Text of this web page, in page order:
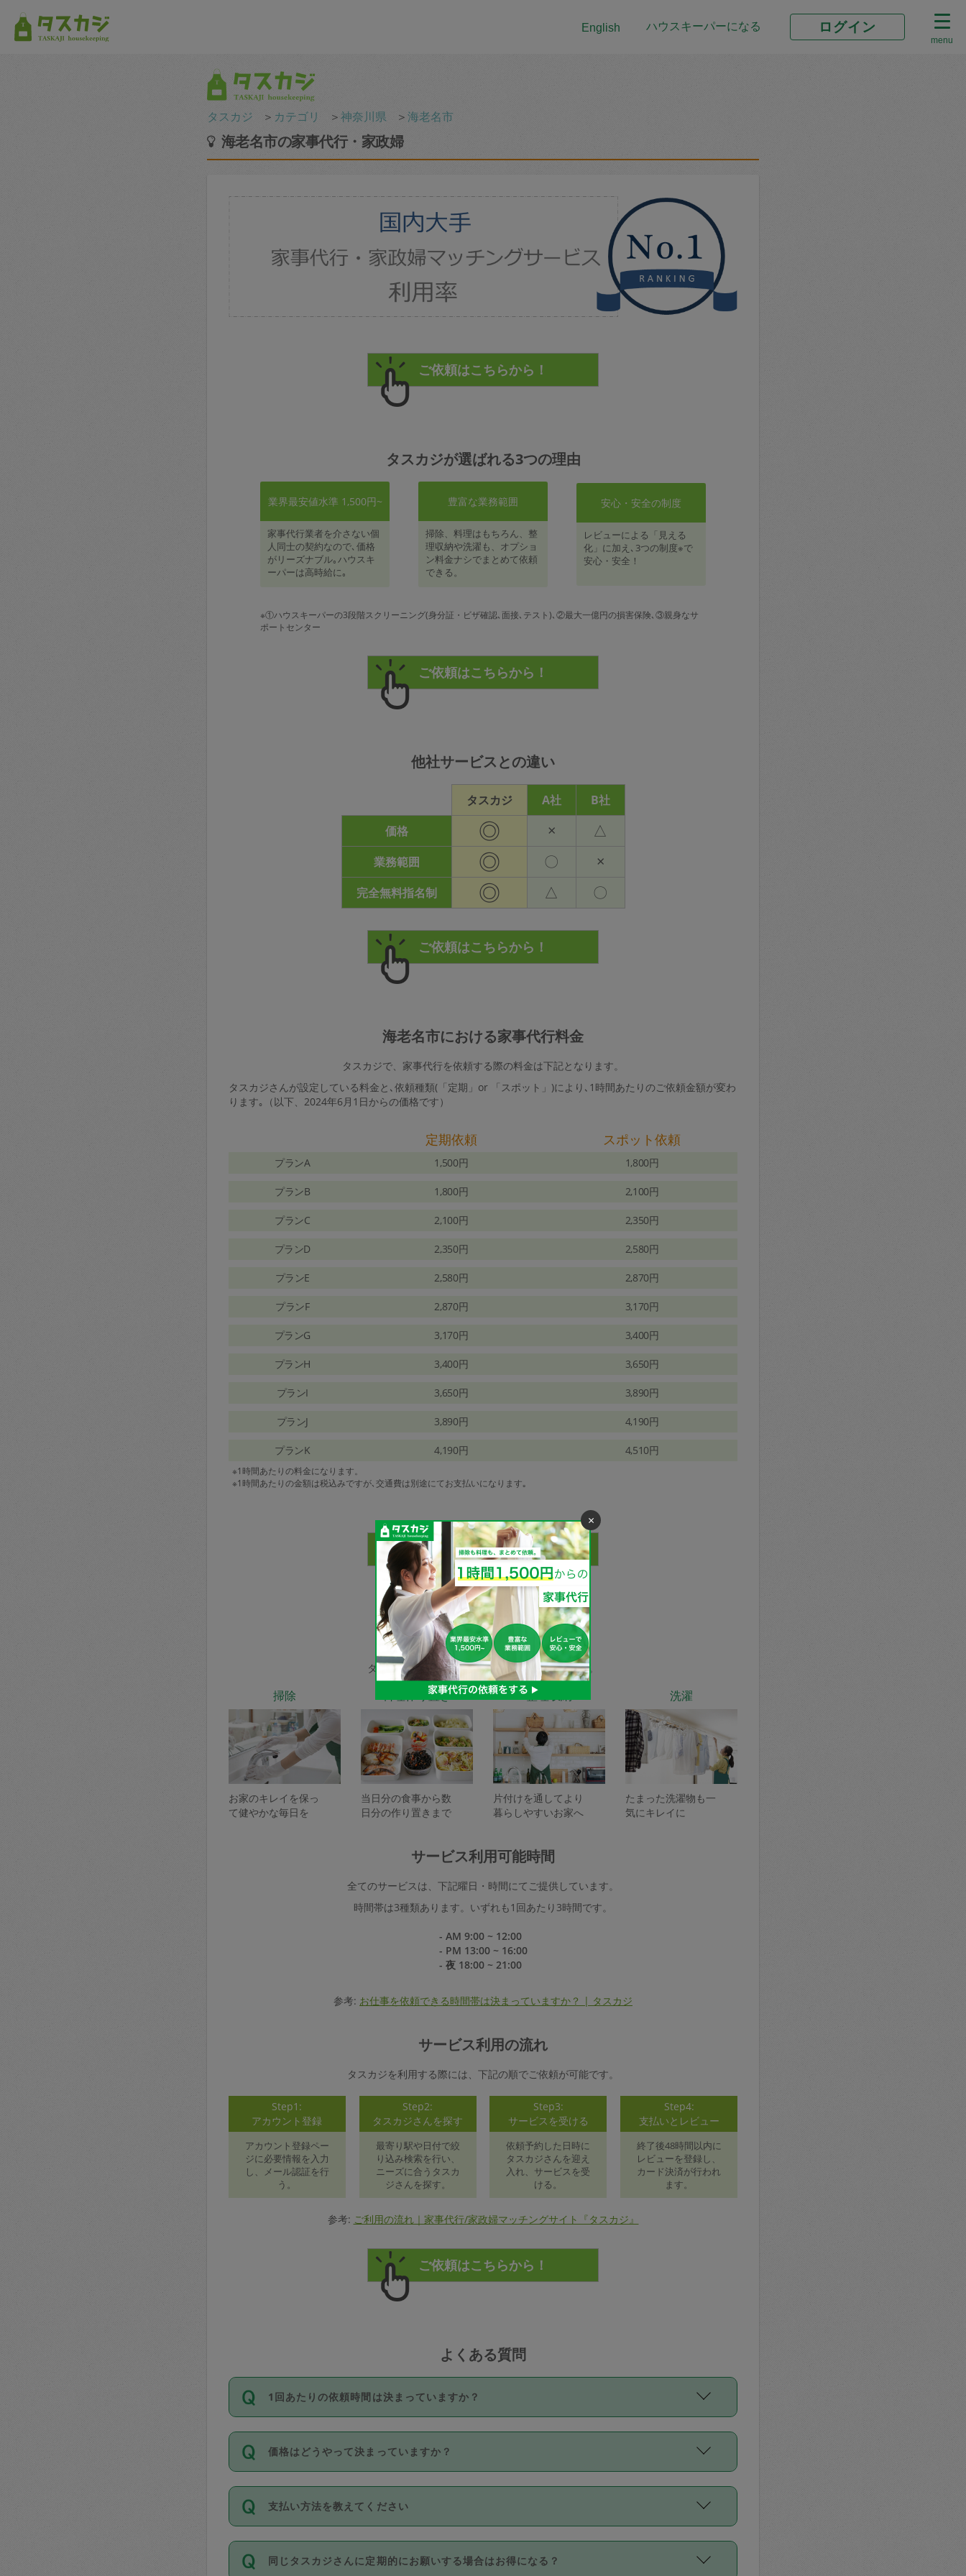
English ハウスキーパーになる ログイン
menu
タスカジ ＞ カテゴリ ＞神奈川県 ＞海老名市
海老名市の家事代行・家政婦
タスカジが選ばれる3つの理由
業界最安値水準 1,500円~
家事代行業者を介さない個
人同士の契約なので､価格
がリーズナブル｡ハウスキ
ーパーは高時給に｡
豊富な業務範囲
掃除、料理はもちろん、整
理収納や洗濯も、オプショ
ン料金ナシでまとめて依頼
できる。
安心・安全の制度
レビューによる「見える
化」に加え､3つの制度※で
安心・安全！
※①ハウスキーパーの3段階スクリーニング(身分証・ビザ確認､面接､テスト)､②最大一億円の損害保険､③親身なサ
ポートセンター
他社サービスとの違い
タスカジ A社
B社
価格
◎ × △
業務範囲 ◎ 〇 ×
完全無料指名制 ◎ △ 〇
海老名市における家事代行料金
タスカジで、家事代行を依頼する際の料金は下記となります。
タスカジさんが設定している料金と､依頼種類(「定期」or 「スポット」)により､1時間あたりのご依頼金額が変わ
ります｡（以下、2024年6月1日からの価格です）
定期依頼 スポット依頼
プランA 1,500円 1,800円
プランB 1,800円 2,100円
プランC 2,100円 2,350円
プランD 2,350円 2,580円
プランE 2,580円 2,870円
プランF 2,870円 3,170円
プランG 3,170円 3,400円
プランH 3,400円 3,650円
プランI 3,650円 3,890円
プランJ 3,890円 4,190円
プランK 4,190円 4,510円
※1時間あたりの料金になります。
※1時間あたりの金額は税込みですが､交通費は別途にてお支払いになります｡
家事代行サービスの種類
タスカジで依頼できるサービスは下記となります。
掃除
お家のキレイを保っ
て健やかな毎日を
料理作り置き
当日分の食事から数
日分の作り置きまで
整理収納
片付けを通してより
暮らしやすいお家へ
洗濯
たまった洗濯物も一
気にキレイに
サービス利用可能時間
全てのサービスは、下記曜日・時間にてご提供しています。
時間帯は3種類あります。いずれも1回あたり3時間です。
- AM 9:00 ~ 12:00
- PM 13:00 ~ 16:00
- 夜 18:00 ~ 21:00
参考: お仕事を依頼できる時間帯は決まっていますか？ | タスカジ
サービス利用の流れ
タスカジを利用する際には、下記の順でご依頼が可能です。
Step1:
アカウント登録
アカウント登録ペー
ジに必要情報を入力
し、メール認証を行
う。
Step2:
タスカジさんを探す
最寄り駅や日付で絞
り込み検索を行い、
ニーズに合うタスカ
ジさんを探す。
Step3:
サービスを受ける
依頼予約した日時に
タスカジさんを迎え
入れ、サービスを受
ける。
Step4:
支払いとレビュー
終了後48時間以内に
レビューを登録し、
カード決済が行われ
ます。
参考: ご利用の流れ｜家事代行/家政婦マッチングサイト『タスカジ』
よくある質問
1回あたりの依頼時間は決まっていますか？
依頼1回につき3時間固定です。3時間を超えて依頼したい場合は、延長機能をご利用くださ
い。機能をご利用いただくには、タスカジさんに事前に相談し、合意の上事前申請すること
が必要です。なお、3時間を下回っても、値引き等はございません。
価格はどうやって決まっていますか？
11種類の価格帯の中からタスカジさん自身が価格を選んで設定しています。
タスカジさんの価格設定には最初は制限があり、レビュー件数、レビューの平均値、などで
除々に設定可能な最高額が上がっていく仕組みになっています。
支払い方法を教えてください
お支払方法はクレジットカード（Visa／Master／JCB／AMERICAN EXPRESS／Diners
Club）のみとなります。
同じタスカジさんに定期的にお願いする場合はお得になる？
×